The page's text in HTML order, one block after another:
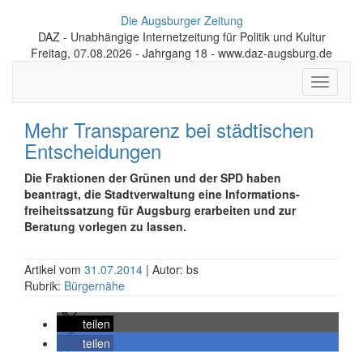
Die Augsburger Zeitung
DAZ - Unabhängige Internetzeitung für Politik und Kultur
Freitag, 07.08.2026 - Jahrgang 18 - www.daz-augsburg.de
Toggle
Mehr Transparenz bei städtischen
Entscheidungen
Die Fraktionen der Grünen und der SPD haben
beantragt, die Stadt­verwaltung eine Informations­
freiheits­satzung für Augsburg erarbeiten und zur
Beratung vorlegen zu lassen.
Artikel vom 31.07.2014 | Autor: bs
Rubrik: Bürgernähe
teilen
teilen